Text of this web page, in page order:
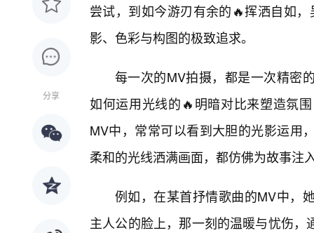
分享
尝试，到如今游刃有余的🔥挥洒自如
影、色彩与构图的极致追求。
每一次的MV拍摄，都是一次精密
如何运用光线的🔥明暗对比来塑造氛
MV中，常常可以看到大胆的光影运用
柔和的光线洒满画面，都仿佛为故事注
例如，在某首抒情歌曲的MV中，
主人公的脸上，那一刻的温暖与忧伤